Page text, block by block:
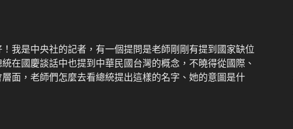
我是中央社的記者，有一個提問是老師剛剛有提到國家缺位
在國慶談話中也提到中華民國台灣的概念，不曉得從國際、
面，老師們怎麼去看總統提出這樣的名字、她的意圖是什